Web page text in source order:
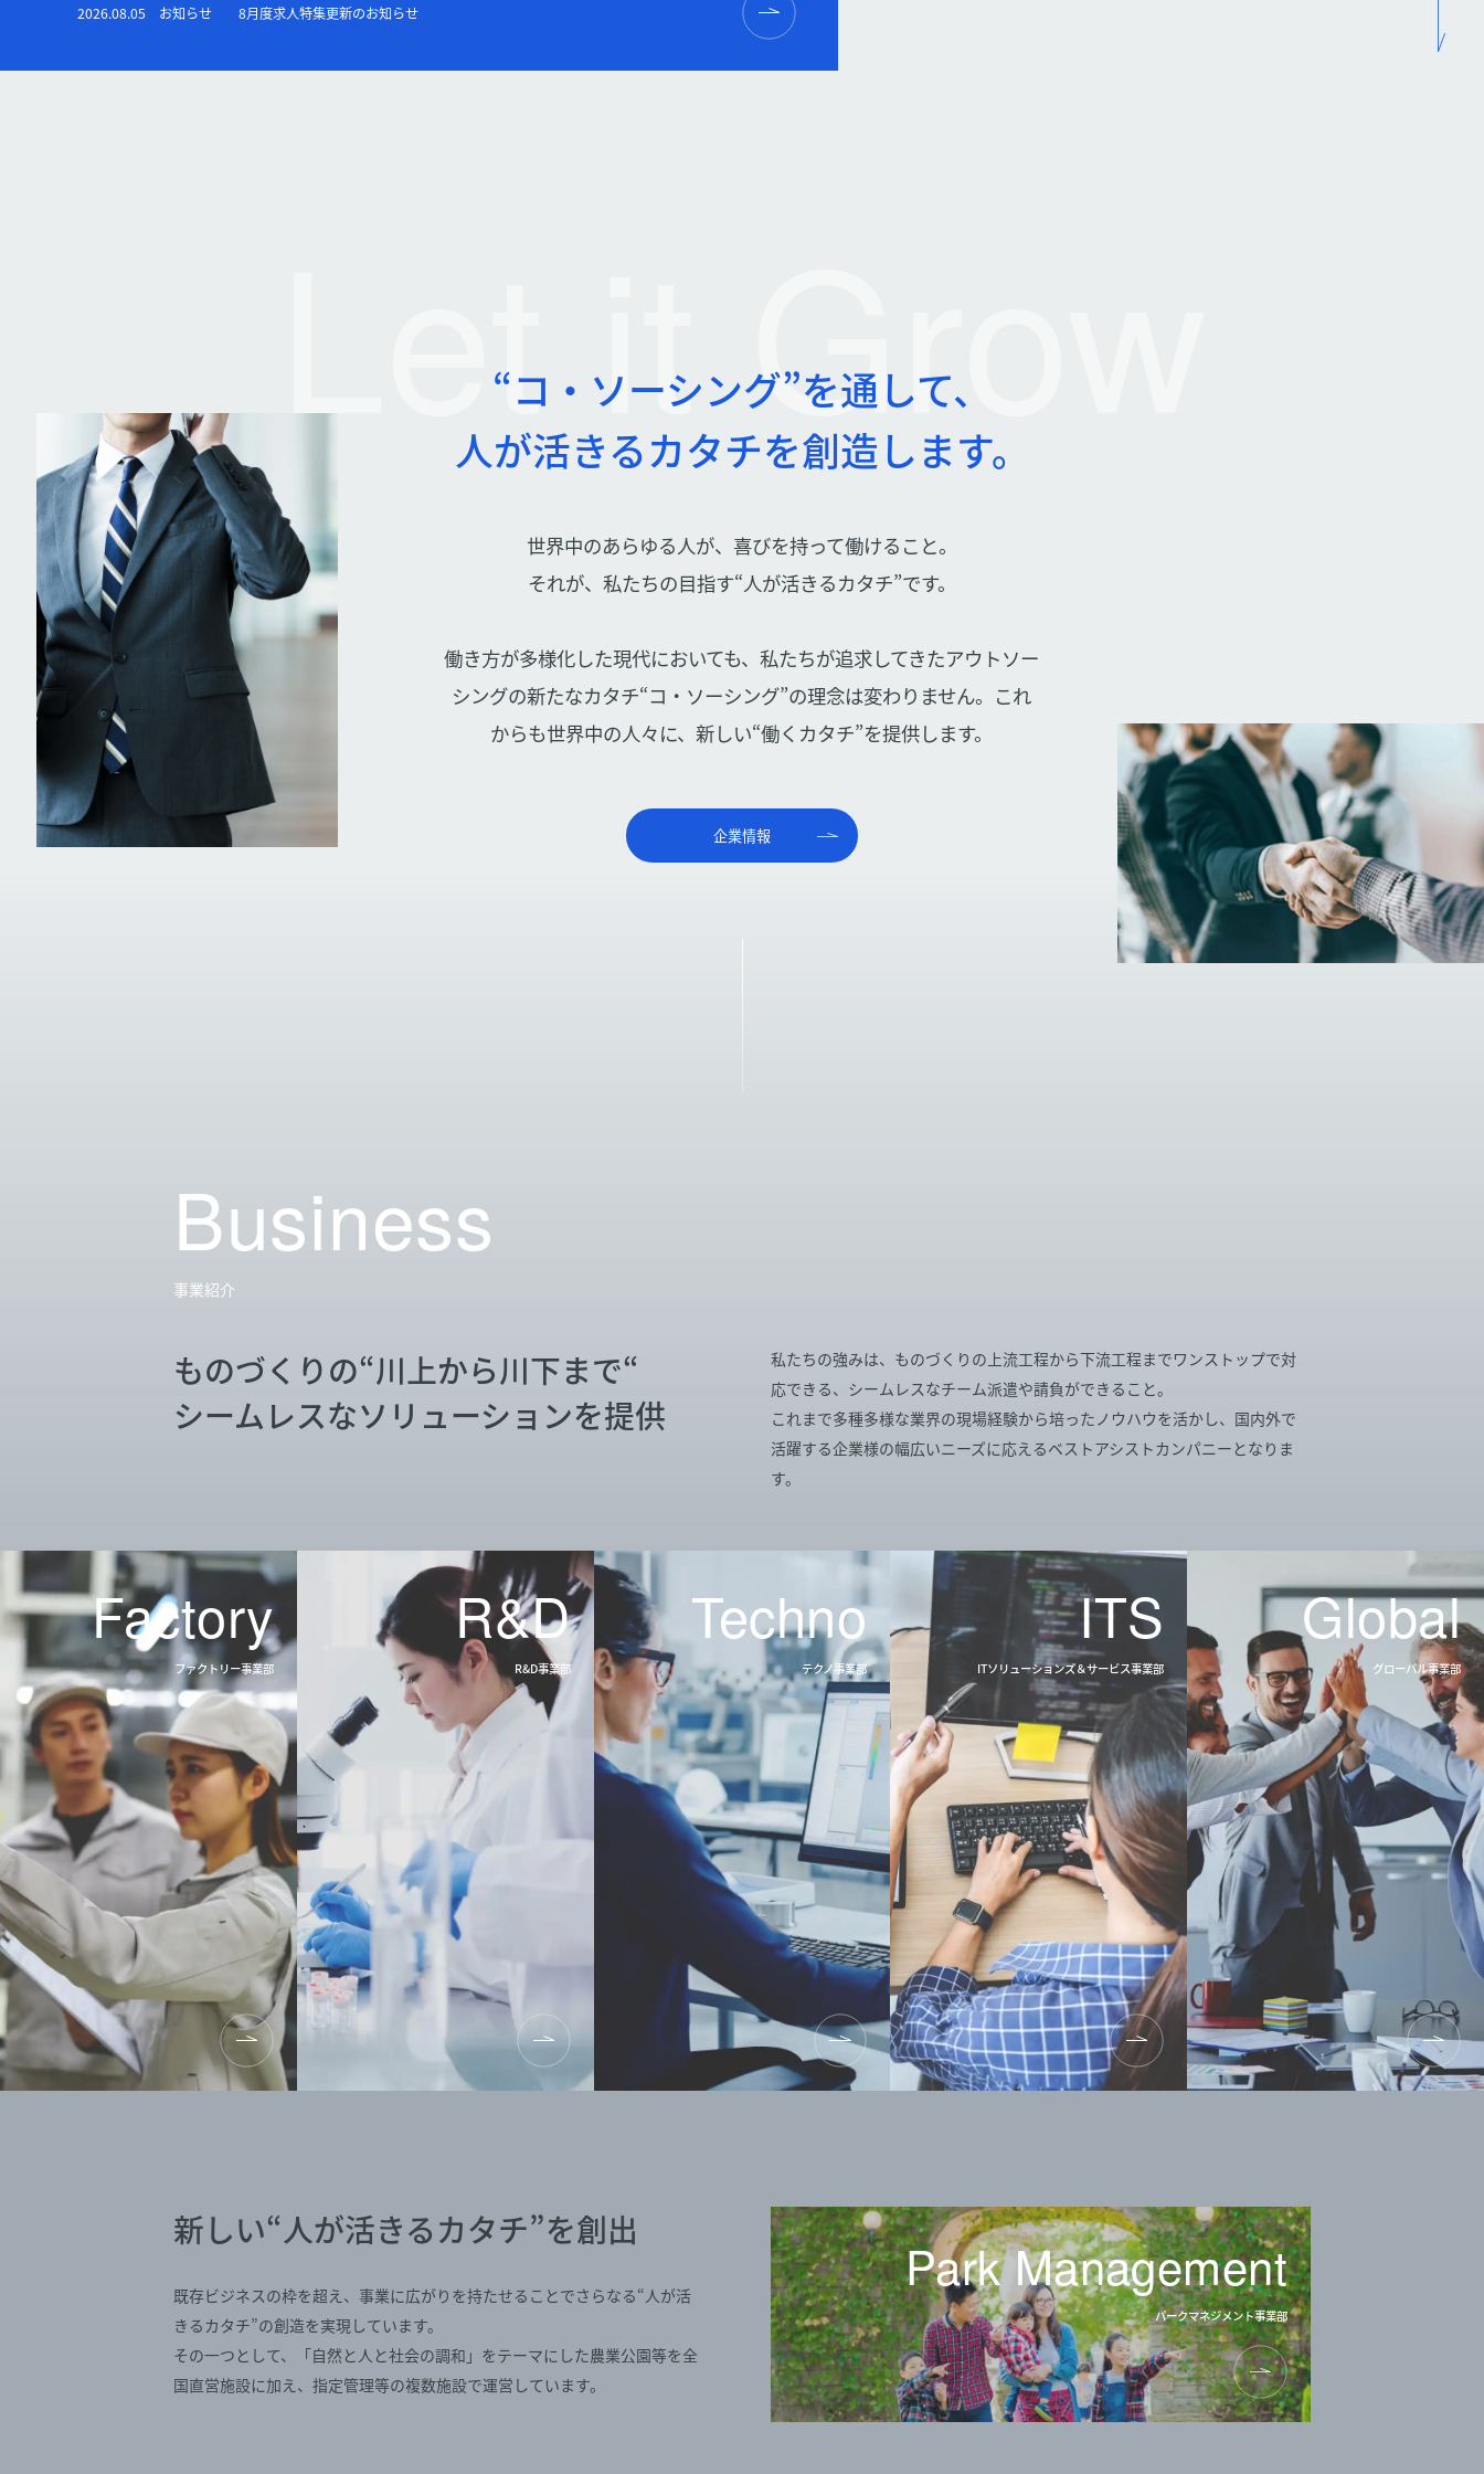
2026.08.05 お知らせ 8月度求人特集更新のお知らせ
Let itGrow
“コ・ソーシング”を通して、
人が活きるカタチを創造します。
世界中のあらゆる人が、喜びを持って働けること。
それが、私たちの目指す“人が活きるカタチ”です。
働き方が多様化した現代においても、私たちが追求してきたアウトソー
シングの新たなカタチ“コ・ソーシング”の理念は変わりません。これ
からも世界中の人々に、新しい“働くカタチ”を提供します。
企業情報
Business
事業紹介
ものづくりの“川上から川下まで“
シームレスなソリューションを提供
私たちの強みは、ものづくりの上流工程から下流工程までワンストップで対
応できる、シームレスなチーム派遣や請負ができること。
これまで多種多様な業界の現場経験から培ったノウハウを活かし、国内外で
活躍する企業様の幅広いニーズに応えるベストアシストカンパニーとなりま
す。
Factory
ファクトリー事業部
R&D
R&D事業部
Techno
テクノ事業部
ITS
ITソリューションズ＆サービス事業部
Global
グローバル事業部
新しい“人が活きるカタチ”を創出
既存ビジネスの枠を超え、事業に広がりを持たせることでさらなる“人が活
きるカタチ”の創造を実現しています。
その一つとして、「自然と人と社会の調和」をテーマにした農業公園等を全
国直営施設に加え、指定管理等の複数施設で運営しています。
Park Management
パークマネジメント事業部